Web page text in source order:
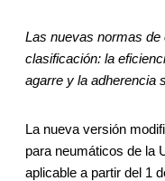
Las nuevas normas de
clasificación: la
agarre y la adherencia
La nueva versión
para neumáticos de la
aplicable a partir del 1